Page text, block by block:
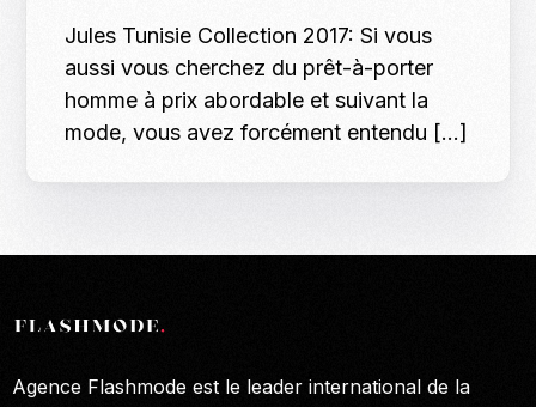
Jules Tunisie Collection 2017: Si vous
aussi vous cherchez du prêt-à-porter
homme à prix abordable et suivant la
mode, vous avez forcément entendu […]
Agence Flashmode est le leader international de la